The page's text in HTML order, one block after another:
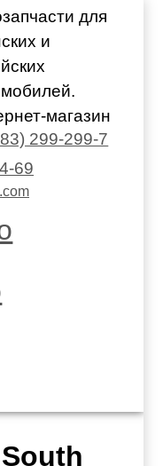
для
и
магазин
299-299-7
69